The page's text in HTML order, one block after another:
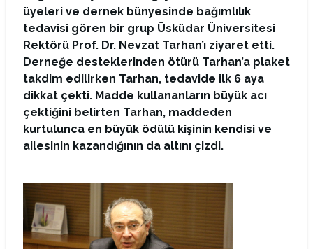
üyeleri ve dernek bünyesinde bağımlılık
tedavisi gören bir grup Üsküdar Üniversitesi
Rektörü Prof. Dr. Nevzat Tarhan’ı ziyaret etti.
Derneğe desteklerinden ötürü Tarhan’a plaket
takdim edilirken Tarhan, tedavide ilk 6 aya
dikkat çekti. Madde kullananların büyük acı
çektiğini belirten Tarhan, maddeden
kurtulunca en büyük ödülü kişinin kendisi ve
ailesinin kazandığının da altını çizdi.